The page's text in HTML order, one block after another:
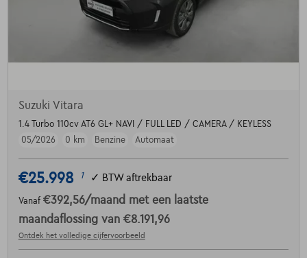
Suzuki Vitara
1.4 Turbo 110cv AT6 GL+ NAVI / FULL LED / CAMERA / KEYLESS
05/2026
0 km Benzine Automaat
€25.998 1 ✓ BTW aftrekbaar
Vanaf €392,56/maand met een laatste
maandaflossing van €8.191,96
Ontdek het volledige cijfervoorbeeld